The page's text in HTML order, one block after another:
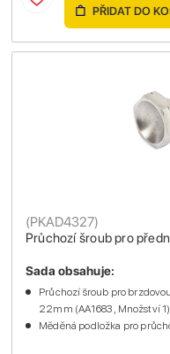
PŘIDAT DO
Průchozí šroub pro
(PKAD4327)
Sada obsahuje:
Průchozí šroub pro
22mm (AA1683 , Množství 1)
Měděná podložka pro